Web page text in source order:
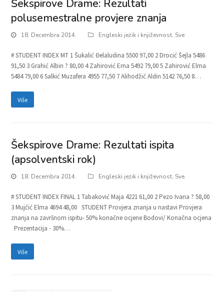
Šekspirove Drame: Rezultati
polusemestralne provjere znanja
18. Decembra 2014. Engleski jezik i književnost, Sve
# STUDENT INDEX MT 1 Šukalić Đelaludina 5500 97,00 2 Drocić Šejla 5486
91,50 3 Grahić Albin ? 80,00 4 Zahirović Erna 5492 79,00 5 Zahirović Elma
5484 79,00 6 Salkić Muzafera 4955 77,50 7 Alihodžić Aldin 5142 76,50 8…
Više
Šekspirove Drame: Rezultati ispita
(apsolventski rok)
18. Decembra 2014. Engleski jezik i književnost, Sve
# STUDENT INDEX FINAL 1 Tabaković Maja 4221 61,00 2 Pezo Ivana ? 58,00
3 Mujčić Elma 4694 48,00 STUDENT Provjera znanja u nastavi Provjera
znanja na završnom ispitu- 50% konačne ocjene Bodovi/ Konačna ocjena
Prezentacija - 30%…
Više